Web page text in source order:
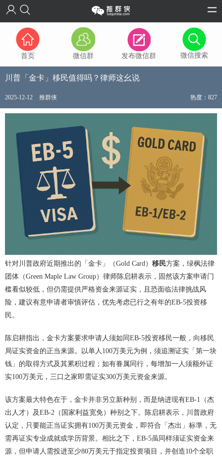
首页 微信群 发布微信群 微信搜索
川普「金卡」移民值得吗？律师这幺说
2025-12-12 推群侠 热度：827
针对川普政府近期推出的「金卡」（Gold Card） 移民方案，绿枫法律
团体（Green Maple Law Group）律师陈启耕表示，固然该方案申请门
槛看似较低，但仍需提供严格资金来源证实，且恐面临法律挑战风
险，建议有意申请者审慎评估，优先考虑已行之有年的EB-5投资移
民。
陈启耕指出，金卡方案要求申请人须如同EB-5投资移民一般，向移民
局证实资金的正当来源。以单人100万美元为例，须追溯证实「第一块
钱」的取得方式及其累积过程；如有眷属同行，每增加一人须额外证
实100万美元，三口之家即需证实300万美元资金来源。
该方案最大特色在于，金卡并非另立新种别，而是纳进现有EB-1（杰
出人才）及EB-2（国家利益宽免）种别之下。陈启耕表示，川普政府
认定，只要能正当证实拥有100万美元资金，即符合「杰出」标準，无
需再证实专业成就或学历背景。相比之下，EB-5虽同样须证实资金来
源，但申请人需投进至少80万美元于指定投资项目，并创造10个全职